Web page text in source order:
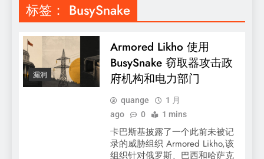
标签： BusySnake
漏洞
Armored Likho 使用
BusySnake 窃取器攻击政
府机构和电力部门
quange
1 月
ago
0 1 mins
卡巴斯基披露了一个此前未被记
录的威胁组织 Armored Likho,该
组织针对俄罗斯、巴西和哈萨克